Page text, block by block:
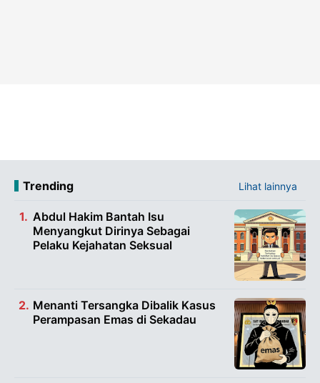
Trending Lihat lainnya
Abdul Hakim Bantah Isu
Menyangkut Dirinya Sebagai
Pelaku Kejahatan Seksual
Menanti Tersangka Dibalik Kasus
Perampasan Emas di Sekadau